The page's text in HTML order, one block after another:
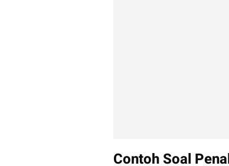
Contoh Soal